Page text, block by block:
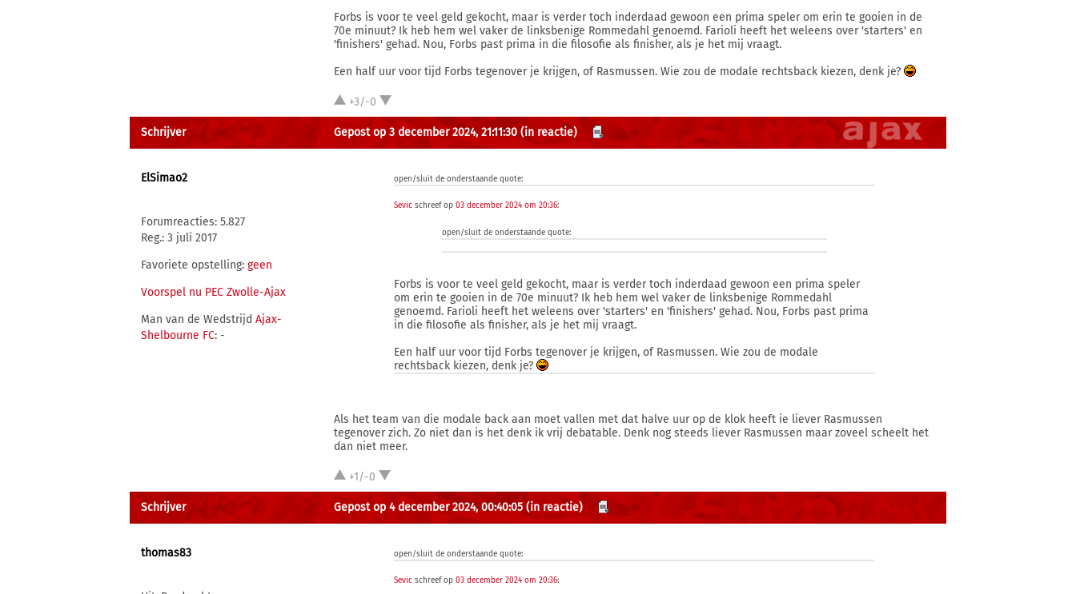
Forbs is voor te veel geld gekocht, maar is verder toch inderdaad gewoon een prima speler om erin te gooien in de
70e minuut? Ik heb hem wel vaker de linksbenige Rommedahl genoemd. Farioli heeft het weleens over 'starters' en
'finishers' gehad. Nou, Forbs past prima in die filosofie als finisher, als je het mij vraagt.
Een half uur voor tijd Forbs tegenover je krijgen, of Rasmussen. Wie zou de modale rechtsback kiezen, denk je?
+3/-0
Schrijver Gepost op 3 december 2024, 21:11:30 (in reactie)
ElSimao2
Forumreacties: 5.827
Reg.: 3 juli 2017
Favoriete opstelling: geen
Voorspel nu PEC Zwolle-Ajax
Man van de Wedstrijd Ajax-
Shelbourne FC: -
open/sluit de onderstaande quote:
Sevic schreef op03 december 2024 om 20:36:
open/sluit de onderstaande quote:
Forbs is voor te veel geld gekocht, maar is verder toch inderdaad gewoon een prima speler
om erin te gooien in de 70e minuut? Ik heb hem wel vaker de linksbenige Rommedahl
genoemd. Farioli heeft het weleens over 'starters' en 'finishers' gehad. Nou, Forbs past prima
in die filosofie als finisher, als je het mij vraagt.
Een half uur voor tijd Forbs tegenover je krijgen, of Rasmussen. Wie zou de modale
rechtsback kiezen, denk je?
Als het team van die modale back aan moet vallen met dat halve uur op de klok heeft ie liever Rasmussen
tegenover zich. Zo niet dan is het denk ik vrij debatable. Denk nog steeds liever Rasmussen maar zoveel scheelt het
dan niet meer.
+1/-0
Schrijver Gepost op 4 december 2024, 00:40:05 (in reactie)
thomas83 open/sluit de onderstaande quote:
Sevic schreef op03 december 2024 om 20:36: